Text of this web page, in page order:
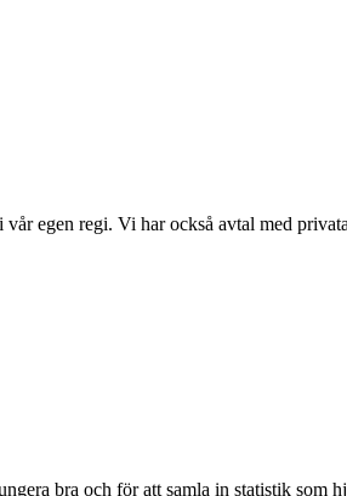
egen regi. Vi har också avtal med
bra och för att samla in statistik som